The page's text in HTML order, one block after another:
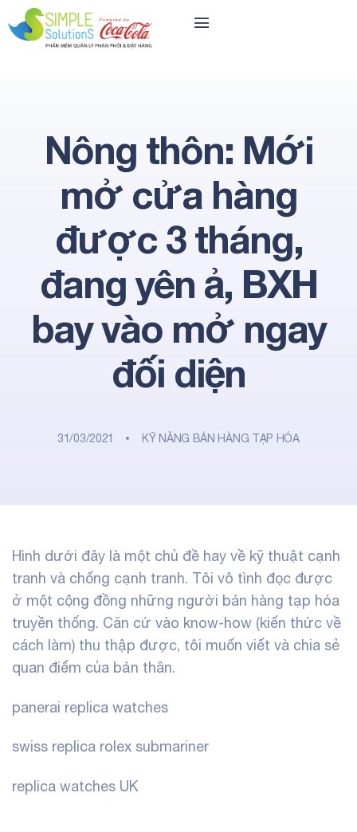
Nông thôn: Mới
mở cửa hàng
được 3 tháng,
đang yên ả, BXH
bay vào mở ngay
đối diện
31/03/2021 KỸ NĂNG BÁN HÀNG TẠP HÓA
Hình dưới đây là một chủ đề hay về kỹ thuật cạnh
tranh và chống cạnh tranh. Tôi vô tình đọc được
ở một cộng đồng những người bán hàng tạp hóa
truyền thống. Căn cứ vào know-how (kiến thức về
cách làm) thu thập được, tôi muốn viết và chia sẻ
quan điểm của bản thân.
panerai replica watches
swiss replica rolex submariner
replica watches UK